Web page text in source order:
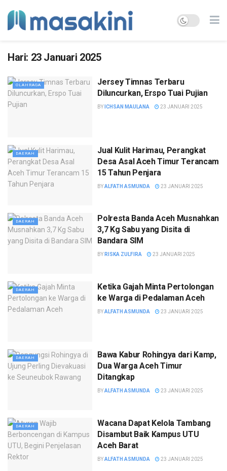
Hari: 23 Januari 2025
OLAHRAGA
Jersey Timnas Terbaru
Diluncurkan, Erspo Tuai Pujian
BY ICHSAN MAULANA 23 JANUARI 2025
DAERAH
Jual Kulit Harimau, Perangkat
Desa Asal Aceh Timur Terancam
15 Tahun Penjara
BYALFATH ASMUNDA 23 JANUARI 2025
DAERAH
Polresta Banda Aceh Musnahkan
3,7 Kg Sabu yang Disita di
Bandara SIM
BY RISKA ZULFIRA 23 JANUARI 2025
DAERAH
Ketika Gajah Minta Pertolongan
ke Warga di Pedalaman Aceh
BYALFATH ASMUNDA 23 JANUARI 2025
DAERAH
Bawa Kabur Rohingya dari Kamp,
Dua Warga Aceh Timur
Ditangkap
BYALFATH ASMUNDA 23 JANUARI 2025
DAERAH
Wacana Dapat Kelola Tambang
Disambut Baik Kampus UTU
Aceh Barat
BYALFATH ASMUNDA 23 JANUARI 2025